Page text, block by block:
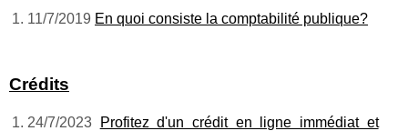
11/7/2019 En quoi consiste la comptabilité publique?
Crédits
24/7/2023
Profitez d'un crédit en ligne immédiat et